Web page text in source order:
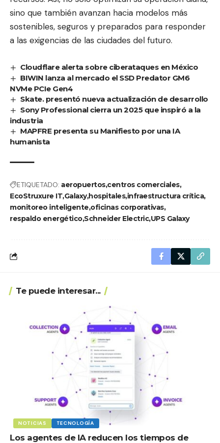
sino que también avanzan hacia modelos más
sostenibles, seguros y preparados para responder
a las exigencias de las ciudades del futuro.
Cloudflare alerta sobre ciberataques en México
BIWIN lanza al mercado el SSD Predator GM6
NVMe PCIe Gen4
Skate. presentó nueva actualización de desarrollo
Sony Professional cierra un 2025 que inspiró a la
industria
MAPFRE presenta su Manifiesto por una IA
humanista
ETIQUETADO: aeropuertoscentros comerciales
EcoStruxure ITGalaxyhospitalesinfraestructura crítica
monitoreo inteligente oficinas corporativas
respaldo energéticoSchneider ElectricUPS Galaxy
Te puede interesar...
NOTICIAS TECNOLOGÍA
Los agentes de IA reducen los tiempos de